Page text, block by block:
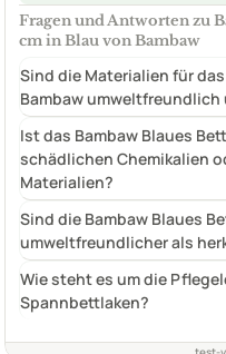
Fragen und Antworten zu
cm in Blau von Bambaw
Sind die Materialien für
Bambaw
Ist das Bambaw Blaues
schädlichen Chemikalien
Materialien?
Sind die Bambaw Blaues
umweltfreundlicher als
Wie steht es um die
Spannbettlaken?